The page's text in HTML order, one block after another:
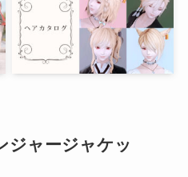
ジャージャケッ